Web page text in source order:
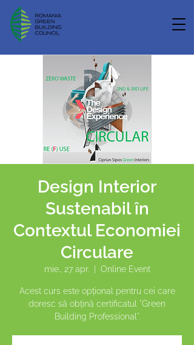
Design Interior
Sustenabil în
Contextul Economiei
Circulare
mie., 27 apr. Online Event
Acest curs este opțional pentru cei care
doresc să obțină certificatul "Green
Building Professional".